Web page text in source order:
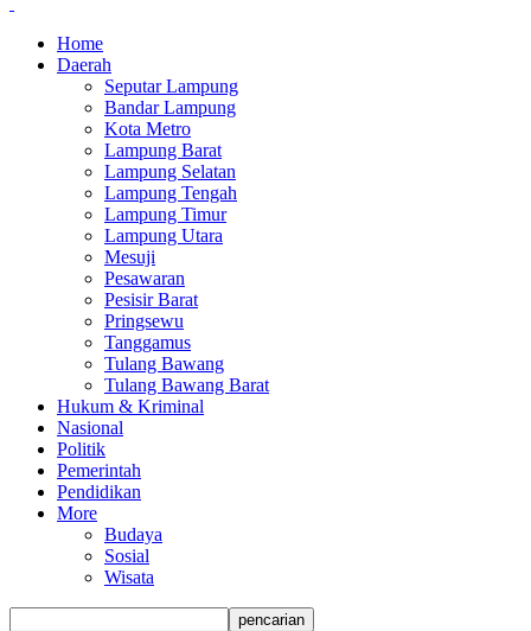
Home
Daerah
Seputar Lampung
Bandar Lampung
Kota Metro
Lampung Barat
Lampung Selatan
Lampung Tengah
Lampung Timur
Lampung Utara
Mesuji
Pesawaran
Pesisir Barat
Pringsewu
Tanggamus
Tulang Bawang
Tulang Bawang Barat
Hukum & Kriminal
Nasional
Politik
Pemerintah
Pendidikan
More
Budaya
Sosial
Wisata